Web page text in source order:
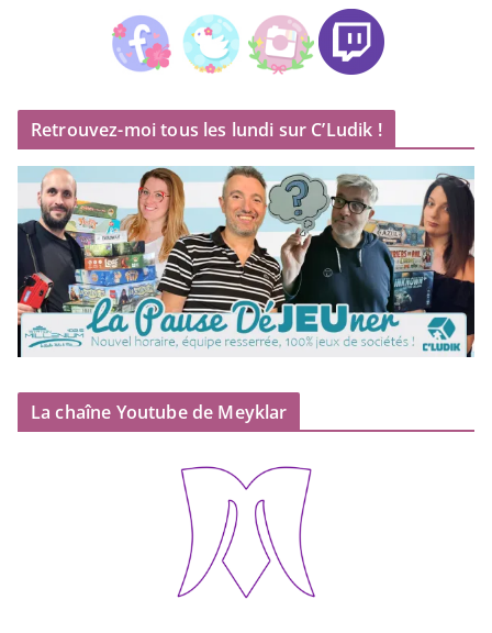
Retrouvez-moi tous les lundi sur C’Ludik !
La chaîne Youtube de Meyklar